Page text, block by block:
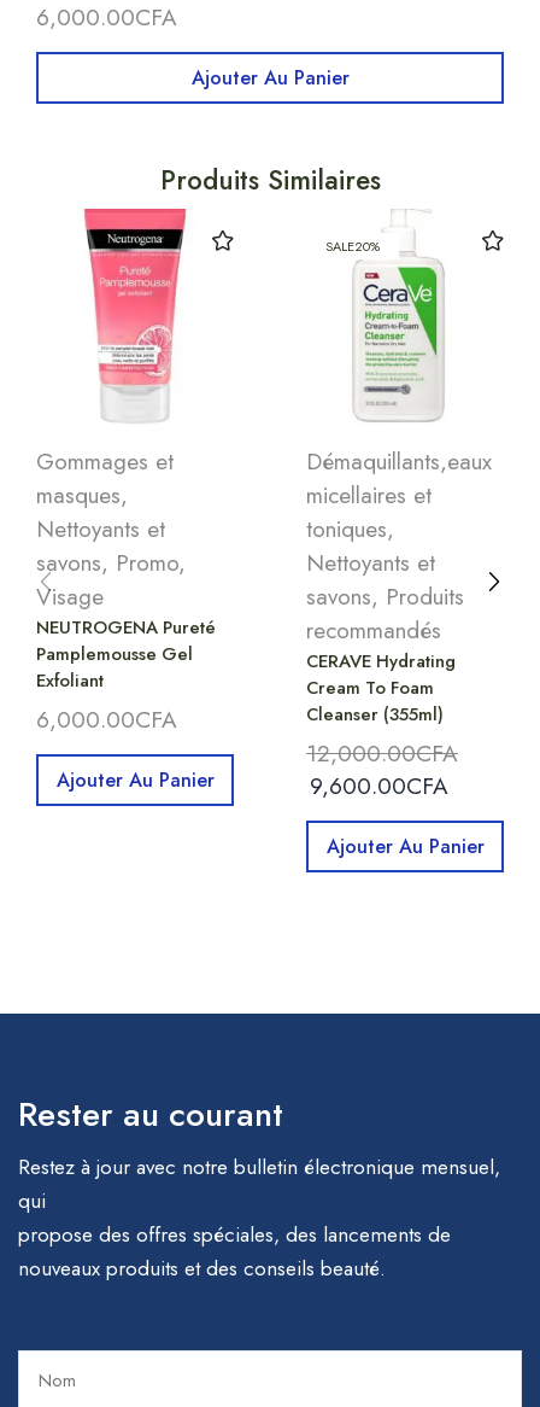
6,000.00CFA
Ajouter Au Panier
Produits Similaires
Gommages et
masques,
Nettoyants et
savons, Promo,
Visage
NEUTROGENA Pureté
Pamplemousse Gel
Exfoliant
6,000.00CFA
Ajouter Au Panier
SALE20%
Démaquillants,eaux
micellaires et
toniques,
Nettoyants et
savons, Produits
recommandés
CERAVE Hydrating
Cream To Foam
Cleanser (355ml)
12,000.00CFA
9,600.00CFA
Ajouter Au Panier
Rester au courant
Restez à jour avec notre bulletin électronique mensuel,
qui
propose des offres spéciales, des lancements de
nouveaux produits et des conseils beauté.